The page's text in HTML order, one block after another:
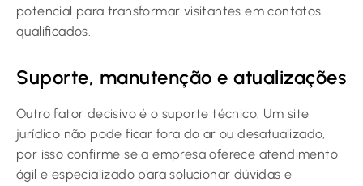
potencial para transformar visitantes em contatos
qualificados.
Suporte, manutenção e atualizações
Outro fator decisivo é o suporte técnico. Um site
jurídico não pode ficar fora do ar ou desatualizado,
por isso confirme se a empresa oferece atendimento
ágil e especializado para solucionar dúvidas e